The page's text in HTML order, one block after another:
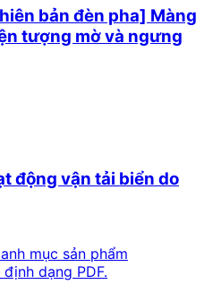
bản đèn pha] Màng
tượng mờ và ngưng
động vận tải biển do
mục sản phẩm
dạng PDF.